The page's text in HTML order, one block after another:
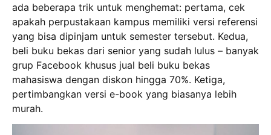
ada beberapa trik untuk menghemat: pertama, cek
apakah perpustakaan kampus memiliki versi referensi
yang bisa dipinjam untuk semester tersebut. Kedua,
beli buku bekas dari senior yang sudah lulus – banyak
grup Facebook khusus jual beli buku bekas
mahasiswa dengan diskon hingga 70%. Ketiga,
pertimbangkan versi e-book yang biasanya lebih
murah.